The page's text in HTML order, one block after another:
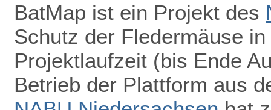
BatMap ist ein Projekt des
Schutz der Fledermäuse
Projektlaufzeit (bis Ende
Betrieb der Plattform aus